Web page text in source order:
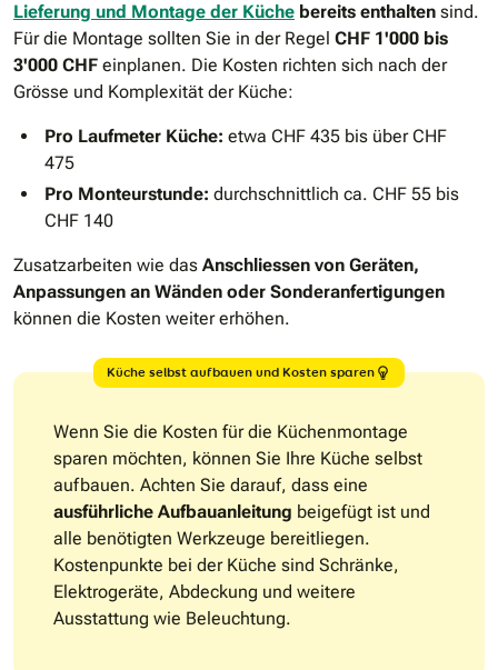
Lieferung und Montage der Küche bereits enthalten sind.
Für die Montage sollten Sie in der Regel CHF 1'000 bis
3'000 CHF einplanen. Die Kosten richten sich nach der
Grösse und Komplexität der Küche:
Pro Laufmeter Küche: etwa CHF 435 bis über CHF
475
Pro Monteurstunde: durchschnittlich ca. CHF 55 bis
CHF 140
Zusatzarbeiten wie das Anschliessen von Geräten,
Anpassungen an Wänden oder Sonderanfertigungen
können die Kosten weiter erhöhen.
Küche selbst aufbauen und Kosten sparen
Wenn Sie die Kosten für die Küchenmontage
sparen möchten, können Sie Ihre Küche selbst
aufbauen. Achten Sie darauf, dass eine
ausführliche Aufbauanleitung beigefügt ist und
alle benötigten Werkzeuge bereitliegen.
Kostenpunkte bei der Küche sind Schränke,
Elektrogeräte, Abdeckung und weitere
Ausstattung wie Beleuchtung.